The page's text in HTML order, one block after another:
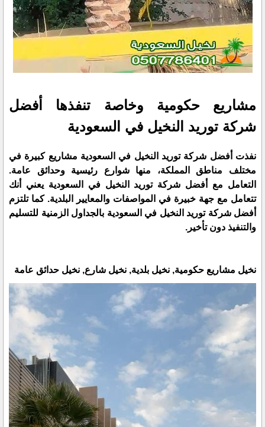
مشاريع حكومية وخاصة تنفذها أفضل
شركة توريد النخيل في السعودية
نفذت أفضل شركة توريد النخيل في السعودية مشاريع كبيرة في
مختلف مناطق المملكة، منها شوارع رئيسية وحدائق عامة.
التعامل مع أفضل شركة توريد النخيل في السعودية يعني أنك
تتعامل مع جهة خبيرة في المواصفات والمعايير البلدية. كما تلتزم
أفضل شركة توريد النخيل في السعودية بالجداول الزمنية للتسليم
والتنفيذ دون تأخير.
نخيل مشاريع حكومية, نخيل بلدية, نخيل شارع, نخيل حدائق عامة